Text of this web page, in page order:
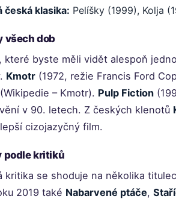
česká klasika: Pelíšky (1999), Kolja
všech dob
které byste měli vidět alespoň
Kmotr (1972, režie Francis Ford
– Kmotr). Pulp Fiction
v 90. letech. Z českých klenotů
cizojazyčný film.
podle kritiků
kritika se shoduje na několika
2019 také Nabarvené ptáče,